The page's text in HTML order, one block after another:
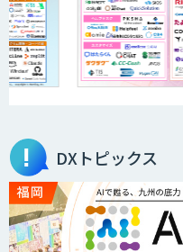
DXトピックス